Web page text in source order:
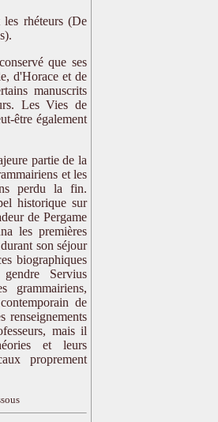
les rhéteurs (De
que ses
d'Horace et de
manuscrits
Les Vies de
être également
partie de la
et les
perdu la fin.
historique sur
de Pergame
les premières
son séjour
biographiques
Servius
grammairiens,
de
renseignements
mais il
et leurs
proprement